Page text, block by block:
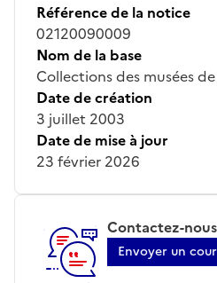
Référence de la notice
02120090009
Nom de la base
Collections des musées
Date de création
3 juillet 2003
Date de mise à jour
23 février 2026
Contactez-nous
Envoyer un